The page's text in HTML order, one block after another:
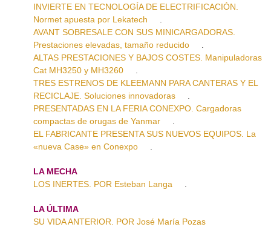
INVIERTE EN TECNOLOGÍA DE ELECTRIFICACIÓN.
Normet apuesta por Lekatech
AVANT SOBRESALE CON SUS MINICARGADORAS.
Prestaciones elevadas, tamaño reducido
ALTAS PRESTACIONES Y BAJOS COSTES. Manipuladoras
Cat MH3250 y MH3260
TRES ESTRENOS DE KLEEMANN PARA CANTERAS Y EL
RECICLAJE. Soluciones innovadoras
PRESENTADAS EN LA FERIA CONEXPO. Cargadoras
compactas de orugas de Yanmar
EL FABRICANTE PRESENTA SUS NUEVOS EQUIPOS. La
«nueva Case» en Conexpo
LA MECHA
LOS INERTES. POR Esteban Langa
LA ÚLTIMA
SU VIDA ANTERIOR. POR José María Pozas